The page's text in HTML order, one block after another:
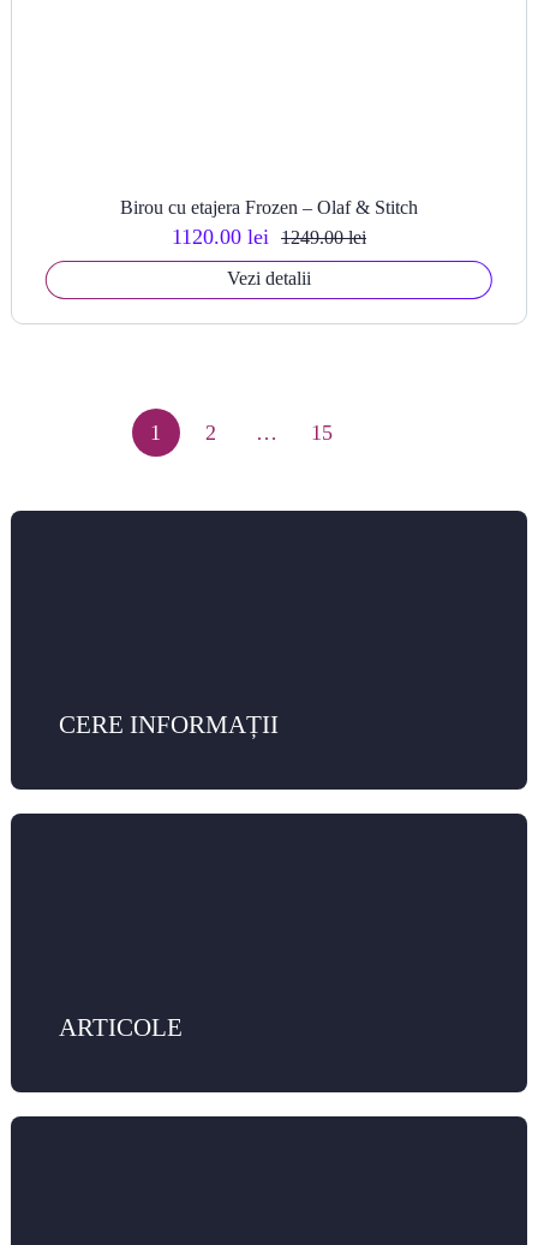
Birou cu etajera Frozen – Olaf & Stitch
1249.00 lei
1120.00 lei
Vezi detalii
1 2 … 15
CERE INFORMAȚII
ARTICOLE